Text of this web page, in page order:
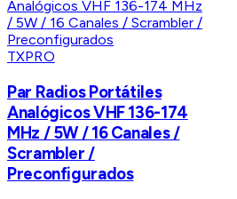
TXPRO
Par Radios Portátiles
Analógicos VHF 136-174
MHz / 5W / 16 Canales /
Scrambler /
Preconfigurados